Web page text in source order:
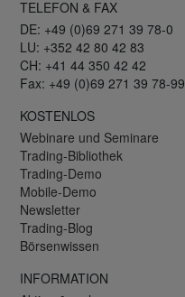
TELEFON & FAX
DE: +49 (0)69 271 39 78-0
LU: +352 42 80 42 83
CH: +41 44 350 42 42
Fax: +49 (0)69 271 39 78-99
KOSTENLOS
Webinare und Seminare
Trading-Bibliothek
Trading-Demo
Mobile-Demo
Newsletter
Trading-Blog
Börsenwissen
INFORMATION